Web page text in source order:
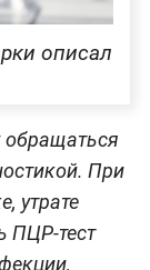
описал
обращаться
При
утрате
ПЦР-тест